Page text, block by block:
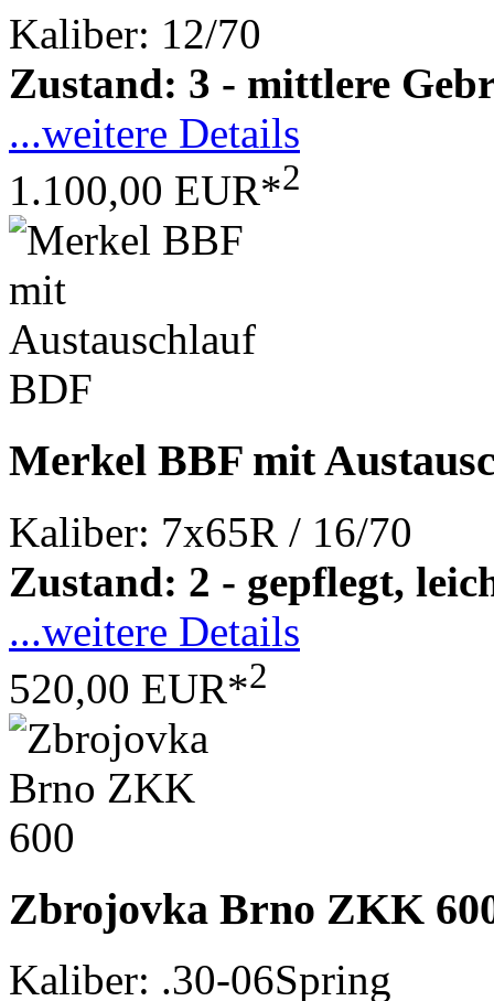
Kaliber: 12/70
Zustand: 3 - mittlere
...weitere Details
1.100,00 EUR*2
Merkel BBF mit
Kaliber: 7x65R / 16/70
Zustand: 2 - gepflegt,
...weitere Details
520,00 EUR*2
Zbrojovka Brno ZKK
Kaliber: .30-06Spring